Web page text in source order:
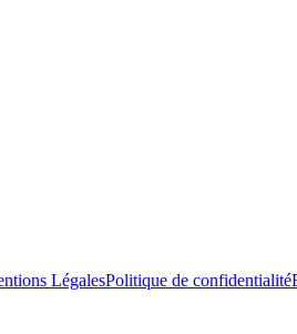
LégalesPolitique de confidentialité